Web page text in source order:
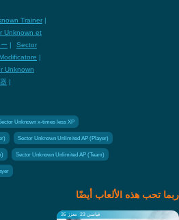
Trainer |
Unknown et
|
Sector
|
Unknown
|
Unknown x-times less XP
Sector Unknown Unlimited AP (Player)
Sector Unknown Unlimited AP (Team)
ربما تحب هذه الألعاب أيضًا
قياسي 23 معزز 35